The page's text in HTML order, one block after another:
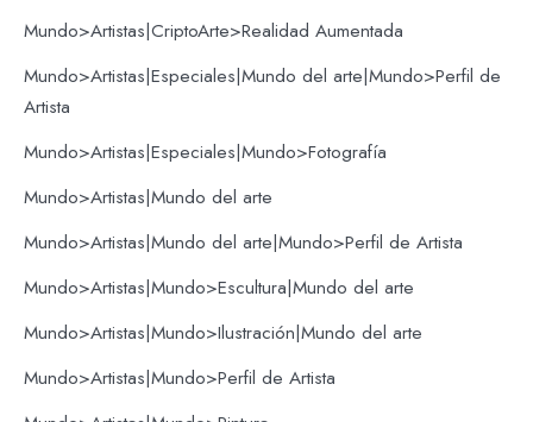
Mundo>Artistas|CriptoArte>Realidad Aumentada
Mundo>Artistas|Especiales|Mundo del arte|Mundo>Perfil de
Artista
Mundo>Artistas|Especiales|Mundo>Fotografía
Mundo>Artistas|Mundo del arte
Mundo>Artistas|Mundo del arte|Mundo>Perfil de Artista
Mundo>Artistas|Mundo>Escultura|Mundo del arte
Mundo>Artistas|Mundo>Ilustración|Mundo del arte
Mundo>Artistas|Mundo>Perfil de Artista